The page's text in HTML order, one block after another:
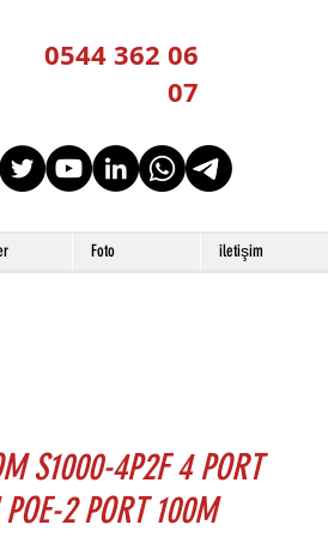
0544 362 06
07
Foto iletişim
S1000-4P2F 4 PORT
2 PORT 100M